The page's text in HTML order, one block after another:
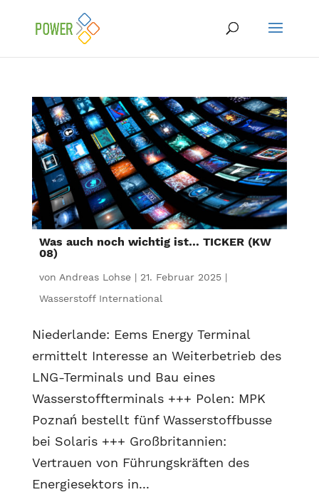
Was auch noch wichtig ist… TICKER (KW
08)
von Andreas Lohse| 21. Februar 2025|
Wasserstoff International
Niederlande: Eems Energy Terminal
ermittelt Interesse an Weiterbetrieb des
LNG-Terminals und Bau eines
Wasserstoffterminals +++ Polen: MPK
Poznań bestellt fünf Wasserstoffbusse
bei Solaris +++ Großbritannien:
Vertrauen von Führungskräften des
Energiesektors in...